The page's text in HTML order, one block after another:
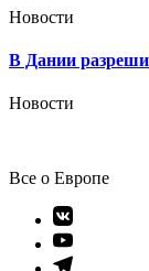
Новости
В Дании
Новости
Все о Европе
Элемент
меню
Элемент
меню
Элемент